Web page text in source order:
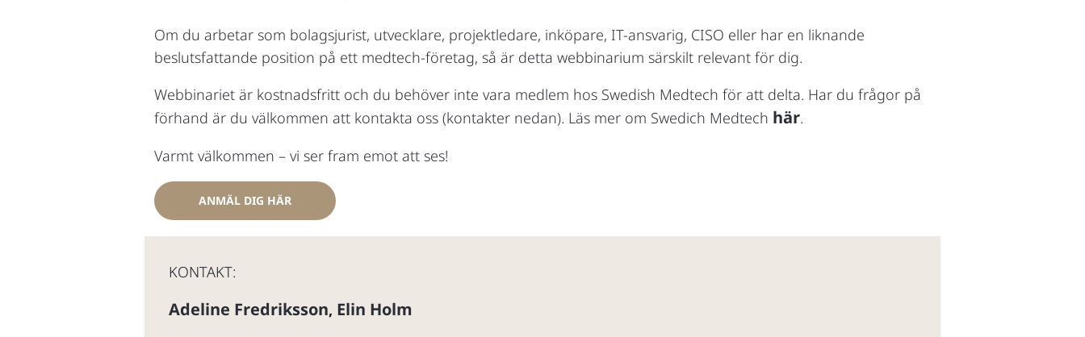
Om du arbetar som bolagsjurist, utvecklare, projektledare, inköpare, IT-ansvarig, CISO eller har en liknande
beslutsfattande position på ett medtech-företag, så är detta webbinarium särskilt relevant för dig.
Webbinariet är kostnadsfritt och du behöver inte vara medlem hos Swedish Medtech för att delta. Har du frågor på
förhand är du välkommen att kontakta oss (kontakter nedan). Läs mer om Swedich Medtech här.
Varmt välkommen – vi ser fram emot att ses!
ANMÄL DIG HÄR
KONTAKT:
Adeline Fredriksson, Elin Holm